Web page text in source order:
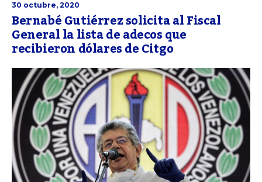
30 octubre, 2020
Bernabé Gutiérrez solicita al Fiscal
General la lista de adecos que
recibieron dólares de Citgo